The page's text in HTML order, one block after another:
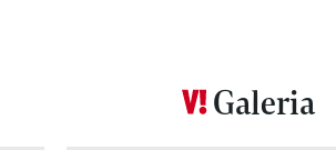
Galeria